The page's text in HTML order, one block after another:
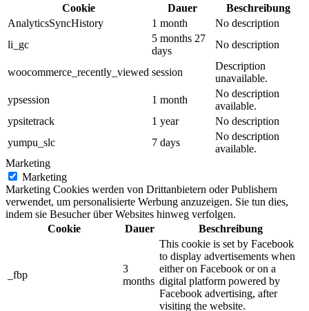
Cookie
Dauer
Beschreibung
AnalyticsSyncHistory
1 month
No description
li_gc
5 months 27
days
No description
woocommerce_recently_viewed session
Description
unavailable.
ypsession
1 month
No description
available.
ypsitetrack
1 year
No description
yumpu_slc
7 days
No description
available.
Marketing
Marketing
Marketing Cookies werden von Drittanbietern oder Publishern
verwendet, um personalisierte Werbung anzuzeigen. Sie tun dies,
indem sie Besucher über Websites hinweg verfolgen.
Cookie
Dauer Beschreibung
_fbp
3
months
This cookie is set by Facebook
to display advertisements when
either on Facebook or on a
digital platform powered by
Facebook advertising, after
visiting the website.